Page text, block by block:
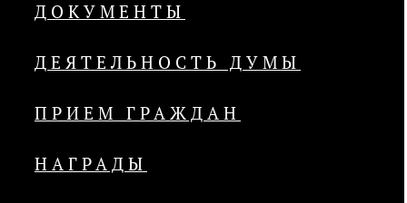
ДОКУМЕНТЫ
ДЕЯТЕЛЬНОСТЬ ДУМЫ
ПРИЕМ ГРАЖДАН
НАГРАДЫ